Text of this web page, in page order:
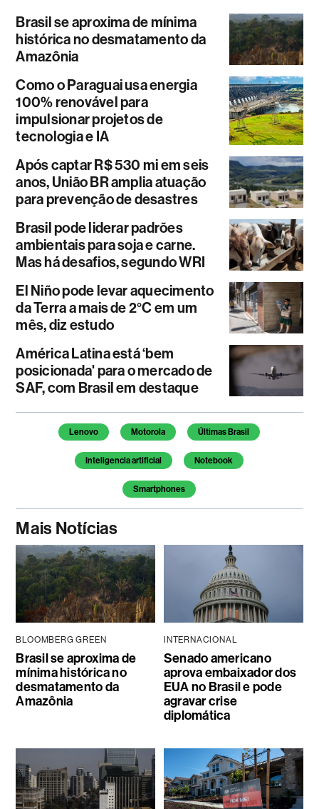
Brasil se aproxima de mínima
histórica no desmatamento da
Amazônia
Como o Paraguai usa energia
100% renovável para
impulsionar projetos de
tecnologia e IA
Após captar R$ 530 mi em seis
anos, União BR amplia atuação
para prevenção de desastres
Brasil pode liderar padrões
ambientais para soja e carne.
Mas há desafios, segundo WRI
El Niño pode levar aquecimento
da Terra a mais de 2°C em um
mês, diz estudo
América Latina está ‘bem
posicionada' para o mercado de
SAF, com Brasil em destaque
Temas deste artigo
Lenovo Motorola Últimas Brasil
Inteligencia artificial Notebook
Smartphones
Mais Notícias
BLOOMBERG GREEN
Brasil se aproxima de
mínima histórica no
desmatamento da
Amazônia
INTERNACIONAL
Senado americano
aprova embaixador dos
EUA no Brasil e pode
agravar crise
diplomática